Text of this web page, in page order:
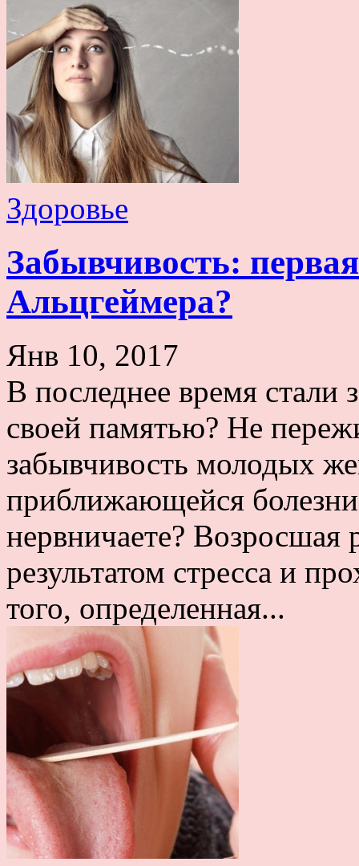
Здоровье
Забывчивость:
Альцгеймера?
Янв 10, 2017
В последнее время стали
своей памятью? Не
забывчивость молодых
приближающейся
нервничаете? Возросшая
результатом стресса и
того, определенная...